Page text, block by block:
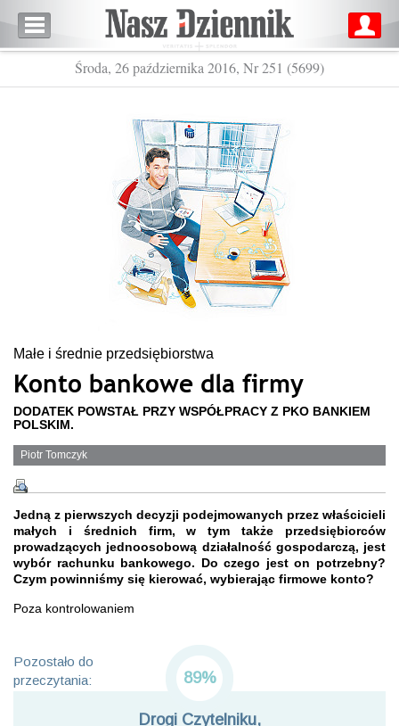
Środa, 26 października 2016, Nr 251 (5699)
Małe i średnie przedsiębiorstwa
Konto bankowe dla firmy
DODATEK POWSTAŁ PRZY WSPÓŁPRACY Z PKO BANKIEM
POLSKIM.
Piotr Tomczyk
Jedną z pierwszych decyzji podejmowanych przez właścicieli
małych i średnich firm, w tym także przedsiębiorców
prowadzących jednoosobową działalność gospodarczą, jest
wybór rachunku bankowego. Do czego jest on potrzebny?
Czym powinniśmy się kierować, wybierając firmowe konto?
Poza kontrolowaniem
Pozostało do
przeczytania:
89%
Drogi Czytelniku,